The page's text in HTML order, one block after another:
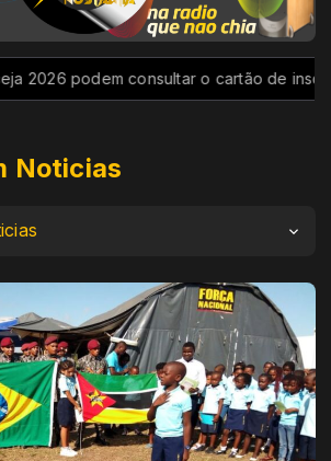
consultar o cartão de inscrição
Noticias